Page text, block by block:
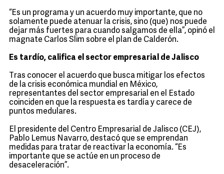
“Es un programa y un acuerdo muy importante, que no
solamente puede atenuar la crisis, sino (que) nos puede
dejar más fuertes para cuando salgamos de ella”, opinó el
magnate Carlos Slim sobre el plan de Calderón.
Es tardío, califica el sector empresarial de Jalisco
Tras conocer el acuerdo que busca mitigar los efectos
de la crisis económica mundial en México,
representantes del sector empresarial en el Estado
coinciden en que la respuesta es tardía y carece de
puntos medulares.
El presidente del Centro Empresarial de Jalisco (CEJ),
Pablo Lemus Navarro, destacó que se emprendan
medidas para tratar de reactivar la economía. “Es
importante que se actúe en un proceso de
desaceleración”.